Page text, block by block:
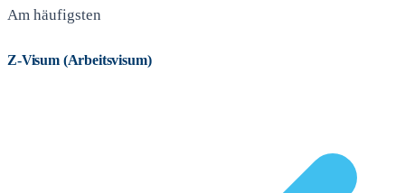
Am häufigsten
Z-Visum (Arbeitsvisum)